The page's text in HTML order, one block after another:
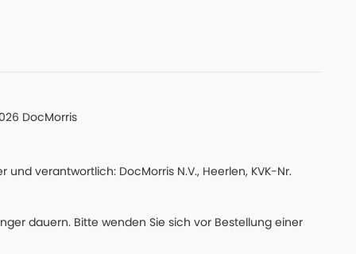
DocMorris
verantwortlich: DocMorris N.V., Heerlen, KVK-Nr.
dauern. Bitte wenden Sie sich vor Bestellung einer